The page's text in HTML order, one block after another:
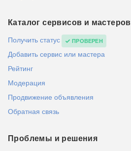
Каталог сервисов и мастеров
Получить статус ПРОВЕРЕН
Добавить сервис или мастера
Рейтинг
Модерация
Продвижение объявления
Обратная связь
Проблемы и решения